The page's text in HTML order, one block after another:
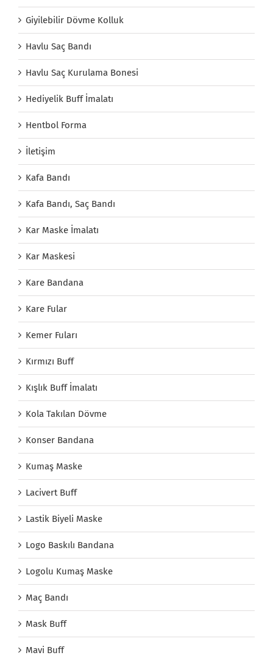
Giyilebilir Dövme Kolluk
Havlu Saç Bandı
Havlu Saç Kurulama Bonesi
Hediyelik Buff İmalatı
Hentbol Forma
İletişim
Kafa Bandı
Kafa Bandı, Saç Bandı
Kar Maske İmalatı
Kar Maskesi
Kare Bandana
Kare Fular
Kemer Fuları
Kırmızı Buff
Kışlık Buff İmalatı
Kola Takılan Dövme
Konser Bandana
Kumaş Maske
Lacivert Buff
Lastik Biyeli Maske
Logo Baskılı Bandana
Logolu Kumaş Maske
Maç Bandı
Mask Buff
Mavi Buff